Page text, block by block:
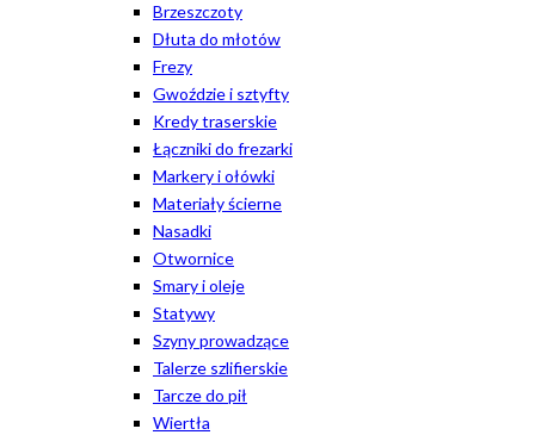
Brzeszczoty
Dłuta do młotów
Frezy
Gwoździe i sztyfty
Kredy traserskie
Łączniki do frezarki
Markery i ołówki
Materiały ścierne
Nasadki
Otwornice
Smary i oleje
Statywy
Szyny prowadzące
Talerze szlifierskie
Tarcze do pił
Wiertła